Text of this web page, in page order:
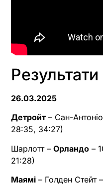
26.03.2025
Детройт – Сан-
28:35, 34:27)
Шарлотт – Орландо –
21:28)
Маямі – Голден Стейт